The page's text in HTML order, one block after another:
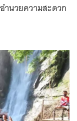
นวยความสะดวก